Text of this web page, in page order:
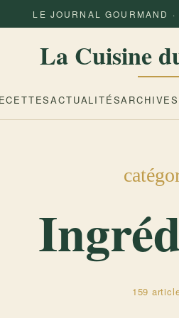
LE JOURNAL GOURMAND
La Cuisine
ACTUALITÉSARCHIVES
159